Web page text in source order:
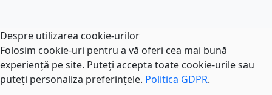
Despre utilizarea cookie-urilor
Folosim cookie-uri pentru a vă oferi cea mai bună
experiență pe site. Puteți accepta toate cookie-urile sau
puteți personaliza preferințele. Politica GDPR.